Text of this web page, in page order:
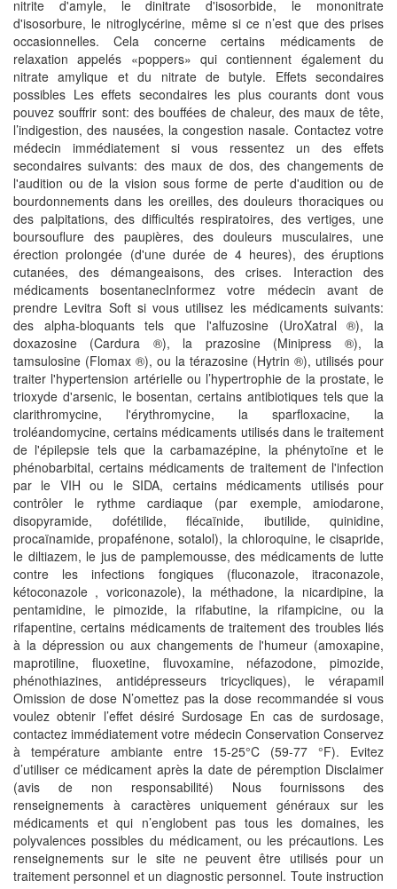
nitrite d'amyle, le dinitrate d'isosorbide, le mononitrate
d'isosorbure, le nitroglycérine, même si ce n’est que des prises
occasionnelles. Cela concerne certains médicaments de
relaxation appelés «poppers» qui contiennent également du
nitrate amylique et du nitrate de butyle. Effets secondaires
possibles Les effets secondaires les plus courants dont vous
pouvez souffrir sont: des bouffées de chaleur, des maux de tête,
l’indigestion, des nausées, la congestion nasale. Contactez votre
médecin immédiatement si vous ressentez un des effets
secondaires suivants: des maux de dos, des changements de
l'audition ou de la vision sous forme de perte d'audition ou de
bourdonnements dans les oreilles, des douleurs thoraciques ou
des palpitations, des difficultés respiratoires, des vertiges, une
boursouflure des paupières, des douleurs musculaires, une
érection prolongée (d'une durée de 4 heures), des éruptions
cutanées, des démangeaisons, des crises. Interaction des
médicaments bosentanecInformez votre médecin avant de
prendre Levitra Soft si vous utilisez les médicaments suivants:
des alpha-bloquants tels que l'alfuzosine (UroXatral ®), la
doxazosine (Cardura ®), la prazosine (Minipress ®), la
tamsulosine (Flomax ®), ou la térazosine (Hytrin ®), utilisés pour
traiter l'hypertension artérielle ou l’hypertrophie de la prostate, le
trioxyde d'arsenic, le bosentan, certains antibiotiques tels que la
clarithromycine, l'érythromycine, la sparfloxacine, la
troléandomycine, certains médicaments utilisés dans le traitement
de l'épilepsie tels que la carbamazépine, la phénytoïne et le
phénobarbital, certains médicaments de traitement de l'infection
par le VIH ou le SIDA, certains médicaments utilisés pour
contrôler le rythme cardiaque (par exemple, amiodarone,
disopyramide, dofétilide, flécaïnide, ibutilide, quinidine,
procaïnamide, propafénone, sotalol), la chloroquine, le cisapride,
le diltiazem, le jus de pamplemousse, des médicaments de lutte
contre les infections fongiques (fluconazole, itraconazole,
kétoconazole , voriconazole), la méthadone, la nicardipine, la
pentamidine, le pimozide, la rifabutine, la rifampicine, ou la
rifapentine, certains médicaments de traitement des troubles liés
à la dépression ou aux changements de l'humeur (amoxapine,
maprotiline, fluoxetine, fluvoxamine, néfazodone, pimozide,
phénothiazines, antidépresseurs tricycliques), le vérapamil
Omission de dose N’omettez pas la dose recommandée si vous
voulez obtenir l’effet désiré Surdosage En cas de surdosage,
contactez immédiatement votre médecin Conservation Conservez
à température ambiante entre 15-25°C (59-77 °F). Evitez
d’utiliser ce médicament après la date de péremption Disclaimer
(avis de non responsabilité) Nous fournissons des
renseignements à caractères uniquement généraux sur les
médicaments et qui n’englobent pas tous les domaines, les
polyvalences possibles du médicament, ou les précautions. Les
renseignements sur le site ne peuvent être utilisés pour un
traitement personnel et un diagnostic personnel. Toute instruction